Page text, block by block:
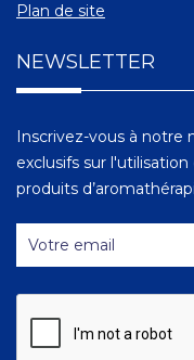
Plan de site
NEWSLETTER
Inscrivez-vous à notre
exclusifs sur
produits